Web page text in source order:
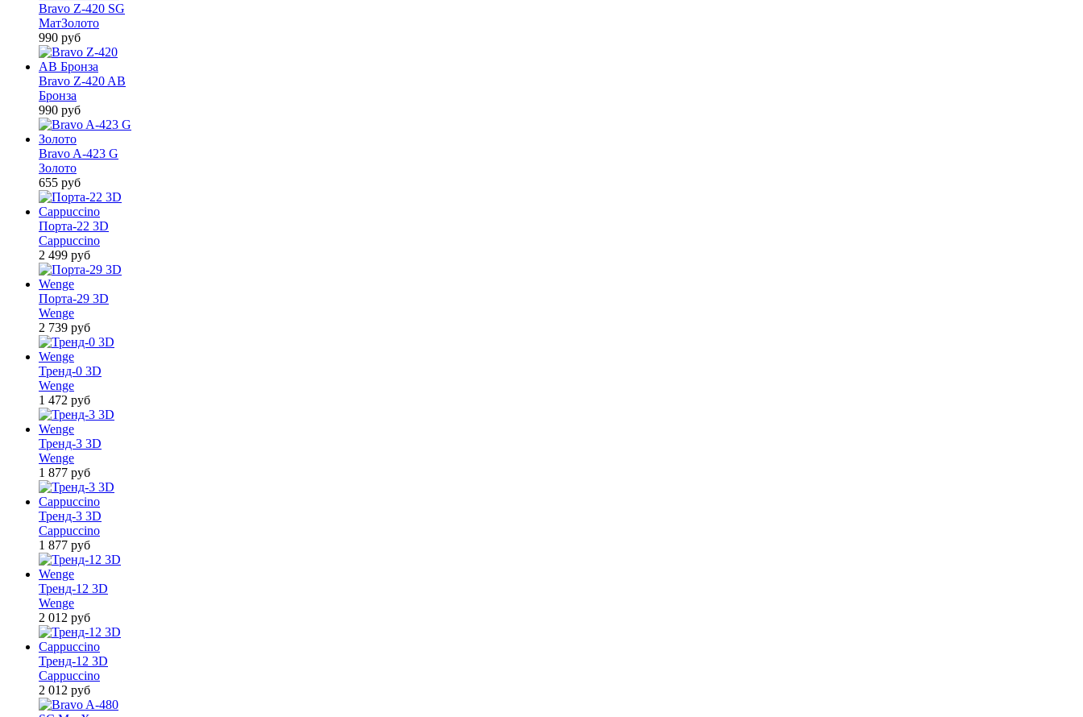
Bravo Z-420 SG
МатЗолото
990 руб
Bravo Z-420 AB
Бронза
990 руб
Bravo A-423 G
Золото
655 руб
Порта-22 3D
Cappuccino
2 499 руб
Порта-29 3D
Wenge
2 739 руб
Тренд-0 3D
Wenge
1 472 руб
Тренд-3 3D
Wenge
1 877 руб
Тренд-3 3D
Cappuccino
1 877 руб
Тренд-12 3D
Wenge
2 012 руб
Тренд-12 3D
Cappuccino
2 012 руб